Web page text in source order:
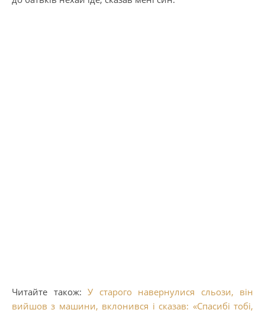
Читайте також: У старого навернулися сльози, він
вийшов з машини, вклонився і сказав: «Спасибі тобі,